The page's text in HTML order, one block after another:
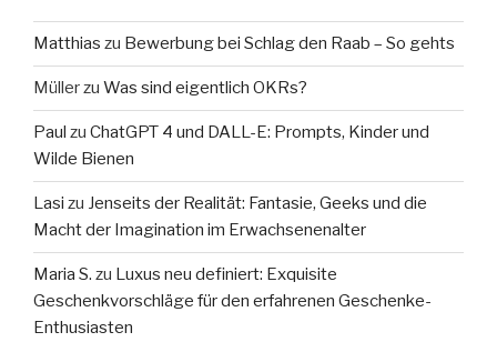
Matthias zu Bewerbung bei Schlag den Raab – So gehts
Müllerzu Was sind eigentlich OKRs?
Paul zu ChatGPT 4 und DALL-E: Prompts, Kinder und
Wilde Bienen
Lasi zu Jenseits der Realität: Fantasie, Geeks und die
Macht der Imagination im Erwachsenenalter
Maria S. zu Luxus neu definiert: Exquisite
Geschenkvorschläge für den erfahrenen Geschenke-
Enthusiasten